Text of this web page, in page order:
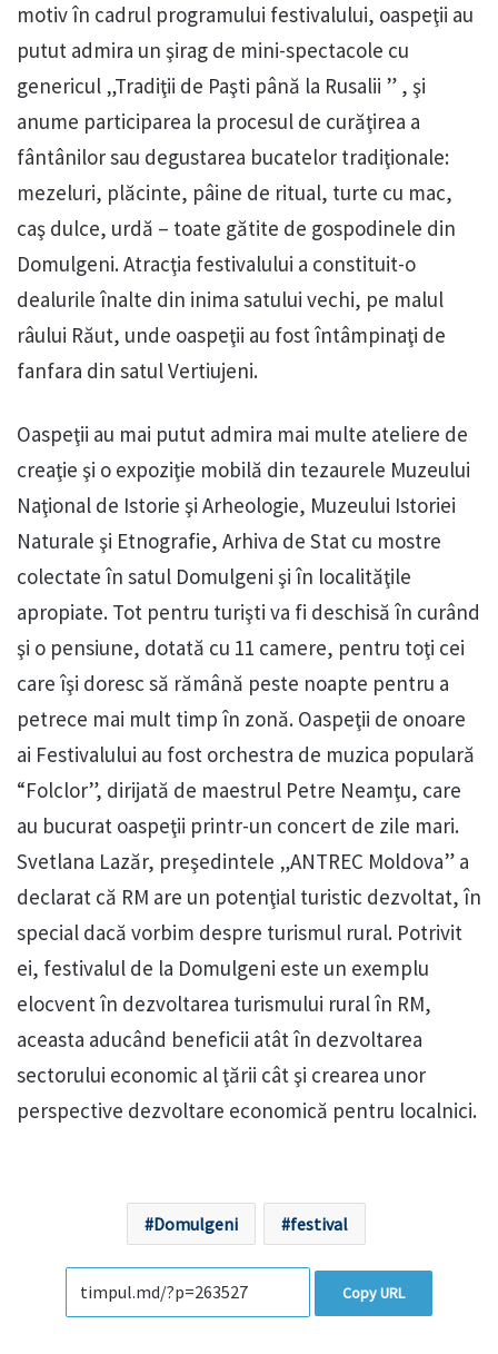
motiv în cadrul programului festivalului, oaspeţii au
putut admira un şirag de mini-spectacole cu
genericul „Tradiţii de Paşti până la Rusalii ” , şi
anume participarea la procesul de curăţirea a
fântânilor sau degustarea bucatelor tradiţionale:
mezeluri, plăcinte, pâine de ritual, turte cu mac,
caş dulce, urdă – toate gătite de gospodinele din
Domulgeni. Atracţia festivalului a constituit-o
dealurile înalte din inima satului vechi, pe malul
râului Răut, unde oaspeţii au fost întâmpinaţi de
fanfara din satul Vertiujeni.
Oaspeţii au mai putut admira mai multe ateliere de
creaţie şi o expoziţie mobilă din tezaurele Muzeului
Naţional de Istorie şi Arheologie, Muzeului Istoriei
Naturale şi Etnografie, Arhiva de Stat cu mostre
colectate în satul Domulgeni şi în localităţile
apropiate. Tot pentru turişti va fi deschisă în curând
şi o pensiune, dotată cu 11 camere, pentru toţi cei
care îşi doresc să rămână peste noapte pentru a
petrece mai mult timp în zonă. Oaspeţii de onoare
ai Festivalului au fost orchestra de muzica populară
“Folclor”, dirijată de maestrul Petre Neamţu, care
au bucurat oaspeţii printr-un concert de zile mari.
Svetlana Lazăr, preşedintele „ANTREC Moldova” a
declarat că RM are un potenţial turistic dezvoltat, în
special dacă vorbim despre turismul rural. Potrivit
ei, festivalul de la Domulgeni este un exemplu
elocvent în dezvoltarea turismului rural în RM,
aceasta aducând beneficii atât în dezvoltarea
sectorului economic al ţării cât şi crearea unor
perspective dezvoltare economică pentru localnici.
Domulgeni festival
Copy URL